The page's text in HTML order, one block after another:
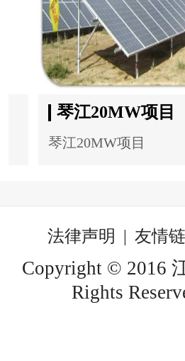
华能曾都府河
华能曾都府河
法律声明 | 友情
Copyright © 2016
Rights